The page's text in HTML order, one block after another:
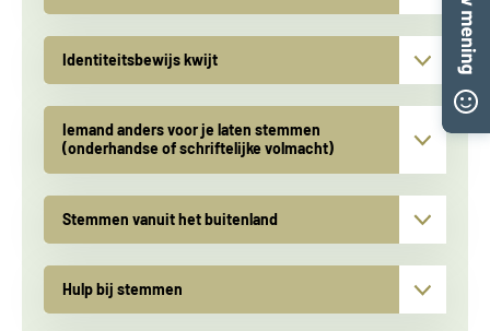
Identiteitsbewijs kwijt
Iemand anders voor je laten stemmen
(onderhandse of schriftelijke volmacht)
Stemmen vanuit het buitenland
Hulp bij stemmen